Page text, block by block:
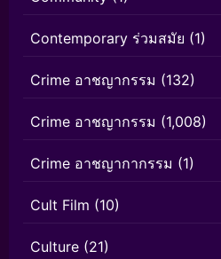
Contemporary ร่วมสมัย (1)
Crime อาชญากรรม (132)
Crime อาชญากรรม (1,008)
Crime อาชญากากรรม (1)
Cult Film (10)
Culture (21)